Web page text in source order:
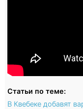
Статьи по теме:
В Квебеке добавят